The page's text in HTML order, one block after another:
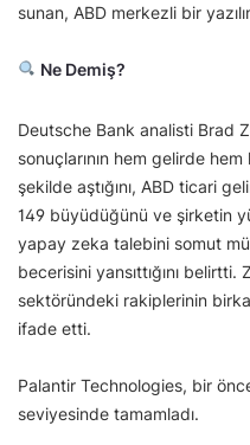
sunan, ABD merkezli bir
Ne Demiş?
Deutsche Bank analisti Brad
sonuçlarının hem gelirde
şekilde aştığını, ABD ticari
149 büyüdüğünü ve şirketin
yapay zeka talebini somut
becerisini yansıttığını belirtti.
sektöründeki rakiplerinin
ifade etti.
Palantir Technologies, bir
seviyesinde tamamladı.